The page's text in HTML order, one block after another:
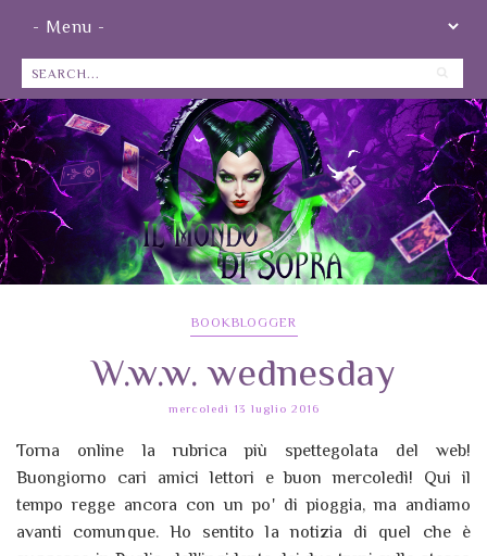
BOOKBLOGGER
W.w.w. wednesday
mercoledì 13 luglio 2016
Torna online la rubrica più spettegolata del web!
Buongiorno cari amici lettori e buon mercoledì! Qui il
tempo regge ancora con un po' di pioggia, ma andiamo
avanti comunque. Ho sentito la notizia di quel che è